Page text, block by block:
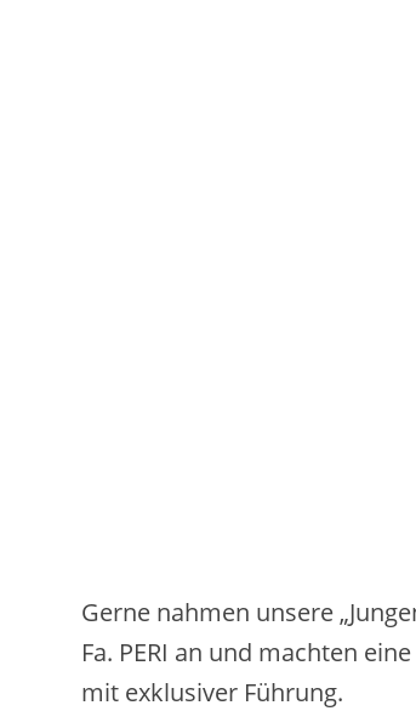
Gerne nahmen unsere
Fa. PERI an und machten
mit exklusiver Führung.